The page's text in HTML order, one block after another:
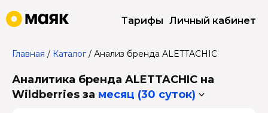
Тарифы Личный кабинет
Главная / Каталог/ Анализ бренда ALETTACHIC
Аналитика бренда ALETTACHIC на
Wildberries за месяц (30 суток)